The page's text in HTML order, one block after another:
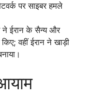
पर साइबर हमले
ने ईरान के सैन्य और
वहीं ईरान ने खाड़ी